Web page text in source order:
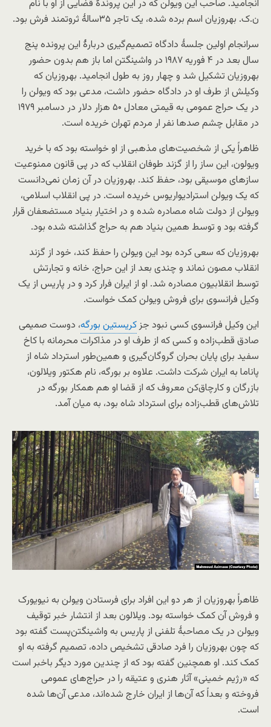
انجامید. صاحب این ویولن که در این پروندهٔ قضایی از او با نام
ن.ک. بهروزیان اسم برده شده، یک تاجر ۳۵سالهٔ ثروتمند فرش بود.
سرانجام اولین جلسهٔ دادگاه تصمیم‌گیری دربارهٔ این پرونده پنج
سال بعد در ۴ فوریه ۱۹۸۷ در واشینگتن اما باز هم بدون حضور
بهروزیان تشکیل شد و چهار روز به طول انجامید. بهروزیان که
وکیلش از طرف او در دادگاه حضور داشت، مدعی بود که ویولن را
در یک حراج عمومی به قیمتی معادل ۵۰ هزار دلار در دسامبر ۱۹۷۹
در مقابل چشم صدها نفر ار مردم تهران خریده است.
ظاهراً یکی از شخصیت‌های مذهبی از او خواسته بود که با خرید
ویولون، این ساز را از گزند طوفان انقلاب که در پی قانون ممنوعیت
سازهای موسیقی بود، حفظ کند. بهروزیان در آن زمان نمی‌دانست
که یک ویولن استرادیواریوس خریده است. در پی انقلاب اسلامی،
ویولن از دولت شاه مصادره شده و در اختیار بنیاد مستضعفان قرار
گرفته بود و توسط همین بنیاد هم به حراج گذاشته شده بود.
بهروزیان که سعی کرده بود این ویولن را حفظ کند، خود از گزند
انقلاب مصون نماند و چندی بعد از این حراج، خانه و تجارتش
توسط انقلابیون مصادره شد. او از ایران فرار کرد و در پاریس از یک
وکیل فرانسوی برای فروش ویولن کمک خواست.
این وکیل فرانسوی کسی نبود جزکریستین بورگه، دوست صمیمی
صادق قطب‌زاده و کسی که از طرف او در مذاکرات محرمانه با کاخ
سفید برای پایان بحران گروگان‌گیری و همین‌طور استرداد شاه از
پاناما به ایران شرکت داشت. علاوه بر بورگه، نام هکتور ویلالون،
بازرگان و کارچاق‌کن معروف که از قضا او هم همکار بورگه در
تلاش‌های قطب‌زاده برای استرداد شاه بود، به میان آمد.
ظاهراً بهروزیان از هر دو این افراد برای فرستادن ویولن به نیویورک
و فروش آن کمک خواسته بود. ویلالون بعد از انتشار خبر توقیف
ویولن در یک مصاحبهٔ تلفنی از پاریس به واشینگتن‌پست گفته بود
که چون بهروزیان را فرد صادقی تشخیص داده، تصمیم گرفته به او
کمک کند. او همچنین گفته بود که از چندین مورد دیگر باخبر است
که «رژیم خمینی» آثار هنری و عتیقه را در حراج‌های عمومی
فروخته و بعداً که آن‌ها از ایران خارج شده‌اند، مدعی آن‌ها شده
است.